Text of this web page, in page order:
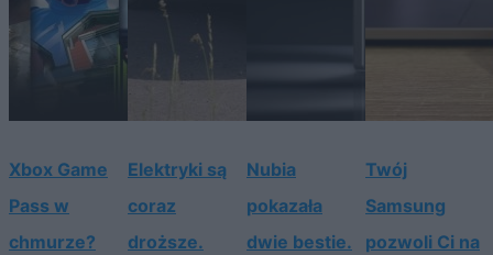
Xbox Game
Pass w
chmurze?
Elektryki są
coraz
droższe.
Nubia
pokazała
dwie bestie.
Twój
Samsung
pozwoli Ci na